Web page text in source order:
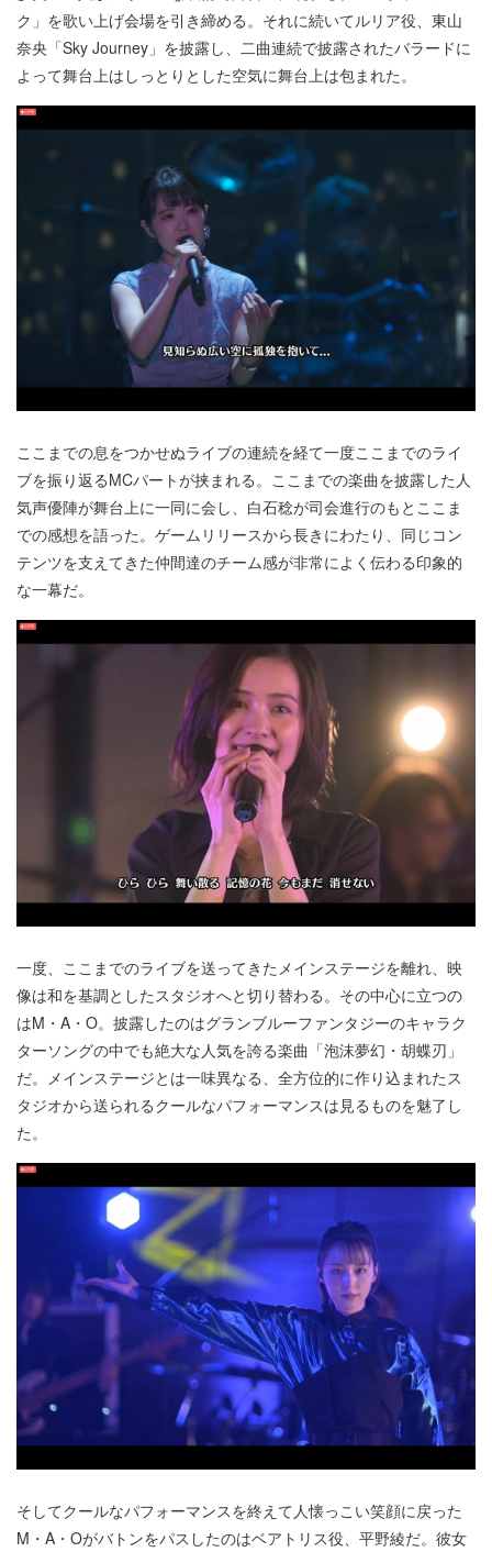
ク」を歌い上げ会場を引き締める。それに続いてルリア役、東山
奈央「Sky Journey」を披露し、二曲連続で披露されたバラードに
よって舞台上はしっとりとした空気に舞台上は包まれた。
ここまでの息をつかせぬライブの連続を経て一度ここまでのライ
ブを振り返るMCパートが挟まれる。ここまでの楽曲を披露した人
気声優陣が舞台上に一同に会し、白石稔が司会進行のもとここま
での感想を語った。ゲームリリースから長きにわたり、同じコン
テンツを支えてきた仲間達のチーム感が非常によく伝わる印象的
な一幕だ。
一度、ここまでのライブを送ってきたメインステージを離れ、映
像は和を基調としたスタジオへと切り替わる。その中心に立つの
はM・A・O。披露したのはグランブルーファンタジーのキャラク
ターソングの中でも絶大な人気を誇る楽曲「泡沫夢幻・胡蝶刃」
だ。メインステージとは一味異なる、全方位的に作り込まれたス
タジオから送られるクールなパフォーマンスは見るものを魅了し
た。
そしてクールなパフォーマンスを終えて人懐っこい笑顔に戻った
M・A・Oがバトンをパスしたのはベアトリス役、平野綾だ。彼女